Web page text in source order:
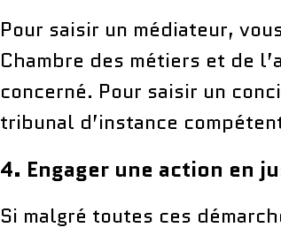
Pour saisir un médiateur,
Chambre des métiers et de
concerné. Pour saisir un
tribunal d’instance
4. Engager une action en
Si malgré toutes ces